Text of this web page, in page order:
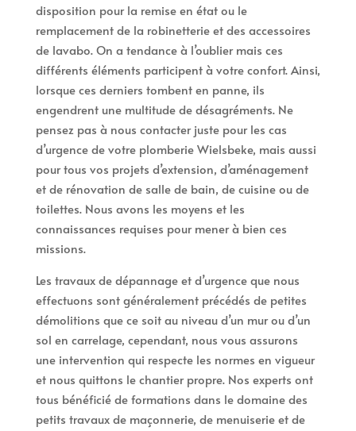
disposition pour la remise en état ou le
remplacement de la robinetterie et des accessoires
de lavabo. On a tendance à l’oublier mais ces
différents éléments participent à votre confort. Ainsi,
lorsque ces derniers tombent en panne, ils
engendrent une multitude de désagréments. Ne
pensez pas à nous contacter juste pour les cas
d’urgence de votre plomberie Wielsbeke, mais aussi
pour tous vos projets d’extension, d’aménagement
et de rénovation de salle de bain, de cuisine ou de
toilettes. Nous avons les moyens et les
connaissances requises pour mener à bien ces
missions.
Les travaux de dépannage et d’urgence que nous
effectuons sont généralement précédés de petites
démolitions que ce soit au niveau d’un mur ou d’un
sol en carrelage, cependant, nous vous assurons
une intervention qui respecte les normes en vigueur
et nous quittons le chantier propre. Nos experts ont
tous bénéficié de formations dans le domaine des
petits travaux de maçonnerie, de menuiserie et de